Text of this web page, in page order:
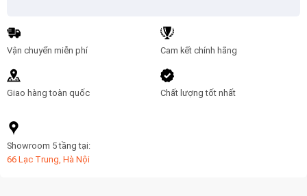
Vận chuyển miễn phí
Giao hàng toàn quốc
Cam kết chính hãng
Chất lượng tốt nhất
Showroom 5 tầng tại:
66 Lạc Trung, Hà Nội